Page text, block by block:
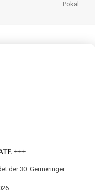
Pokal
+++
der 30. Germeringer